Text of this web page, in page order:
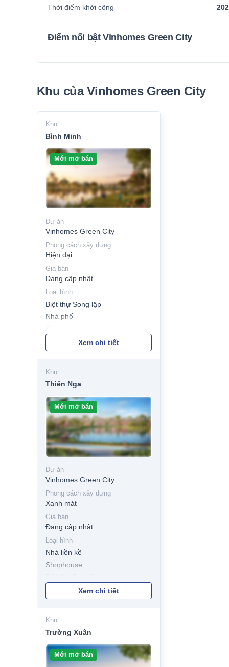
Thời điểm khởi công
Điểm nổi bật Vinhomes Green City
Khu của Vinhomes Green City
Khu
Bình Minh
Mới mở bán
Dự án
Vinhomes Green City
Phong cách xây dựng
Hiện đại
Giá bán
Đang cập nhật
Loại hình
Biệt thự Song lập
Nhà phố
Xem chi tiết
Khu
Thiên Nga
Mới mở bán
Dự án
Vinhomes Green City
Phong cách xây dựng
Xanh mát
Giá bán
Đang cập nhật
Loại hình
Nhà liền kề
Shophouse
Biệt thự Song lập
Xem chi tiết
Khu
Trường Xuân
Mới mở bán